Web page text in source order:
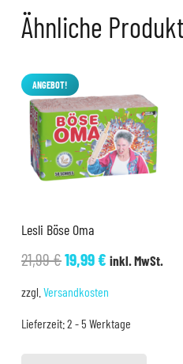
Ähnliche
ANGEBOT!
Lesli Böse Oma
21,99€Ursprünglicher
21,99 €
19,99€Aktueller
19,99 €.
inkl. MwSt.
zzgl. Versandkosten
Lieferzeit:2 - 5 Werktage